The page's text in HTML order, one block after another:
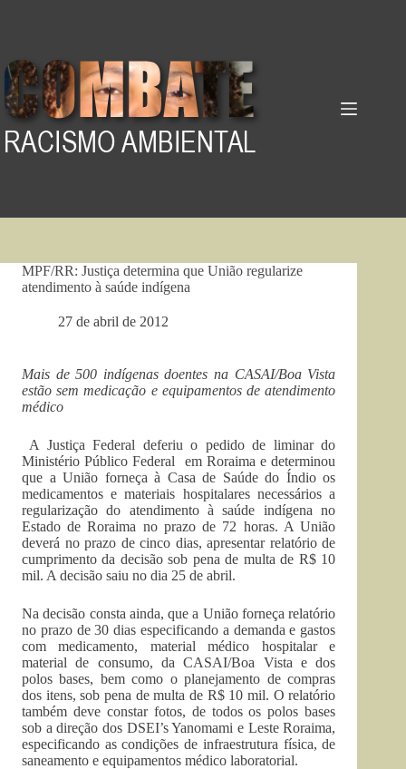
MPF/RR: Justiça determina que União regularize
atendimento à saúde indígena
27 de abril de 2012
Mais de 500 indígenas doentes na CASAI/Boa Vista
estão sem medicação e equipamentos de atendimento
médico
A Justiça Federal deferiu o pedido de liminar do
Ministério Público Federal em Roraima e determinou
que a União forneça à Casa de Saúde do Índio os
medicamentos e materiais hospitalares necessários a
regularização do atendimento à saúde indígena no
Estado de Roraima no prazo de 72 horas. A União
deverá no prazo de cinco dias, apresentar relatório de
cumprimento da decisão sob pena de multa de R$ 10
mil. A decisão saiu no dia 25 de abril.
Na decisão consta ainda, que a União forneça relatório
no prazo de 30 dias especificando a demanda e gastos
com medicamento, material médico hospitalar e
material de consumo, da CASAI/Boa Vista e dos
polos bases, bem como o planejamento de compras
dos itens, sob pena de multa de R$ 10 mil. O relatório
também deve constar fotos, de todos os polos bases
sob a direção dos DSEI’s Yanomami e Leste Roraima,
especificando as condições de infraestrutura física, de
saneamento e equipamentos médico laboratorial.